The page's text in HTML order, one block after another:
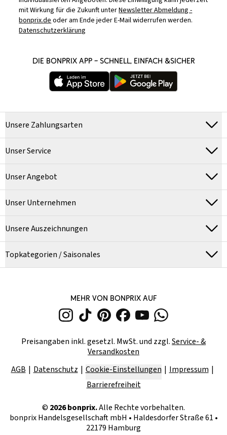
mit Wirkung für die Zukunft unterNewsletter Abmeldung -
bonprix.deoder am Ende jeder E-Mail widerrufen werden.
Datenschutzerklärung
DIE BONPRIX APP – SCHNELL, EINFACH &SICHER
Unsere Zahlungsarten
Unser Service
Unser Angebot
Unser Unternehmen
Unsere Auszeichnungen
Topkategorien / Saisonales
MEHR VON BONPRIX AUF
Preisangaben inkl. gesetzl. MwSt. und zzgl.Service- &
Versandkosten
AGB
Datenschutz Cookie-Einstellungen
Impressum
Barrierefreiheit
© 2026bonprix.Alle Rechte vorbehalten.
bonprix Handelsgesellschaft mbH • Haldesdorfer Straße 61 •
22179 Hamburg